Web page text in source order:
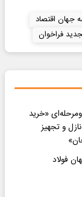
جهان اقتصاد
فراخوان
«خرید
و تجهیز
فولاد